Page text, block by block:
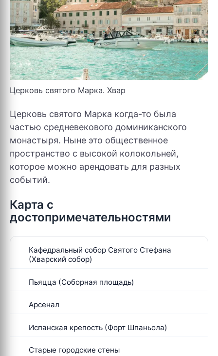
Церковь святого Марка. Хвар
Церковь святого Марка когда-то была
частью средневекового доминиканского
монастыря. Ныне это общественное
пространство с высокой колокольней,
которое можно арендовать для разных
событий.
Карта с
достопримечательностями
Кафедральный собор Святого Стефана
(Хварский собор)
Пьяцца (Соборная площадь)
Арсенал
Испанская крепость (Форт Шпаньола)
Старые городские стены